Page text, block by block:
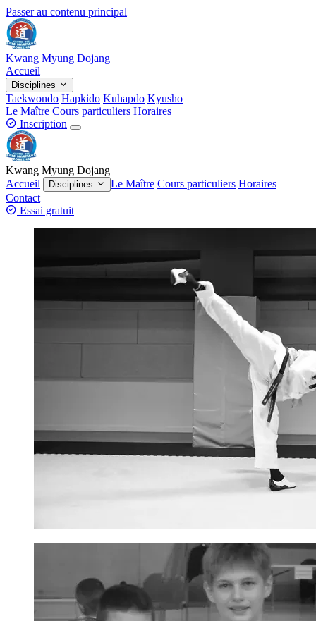
Passer au contenu principal
Kwang Myung Dojang
Accueil
Disciplines
Taekwondo Hapkido Kuhapdo Kyusho
Le Maître Cours particuliers Horaires
Inscription
Kwang Myung Dojang
Accueil
Disciplines Le Maître Cours particuliers Horaires
Contact
Essai gratuit